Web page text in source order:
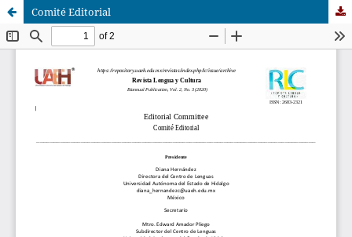
Comité Editorial